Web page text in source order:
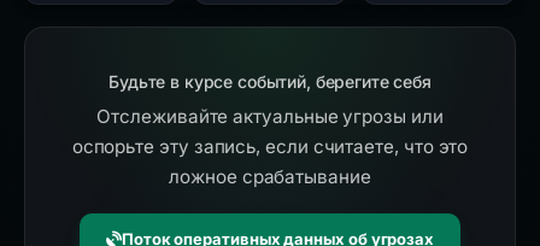
Будьте в курсе событий, берегите себя
Отслеживайте актуальные угрозы или
оспорьте эту запись, если считаете, что это
ложное срабатывание
Поток оперативных данных об угрозах